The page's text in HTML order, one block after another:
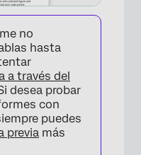
no
hasta
a través del
desea probar
con
puedes
previa más